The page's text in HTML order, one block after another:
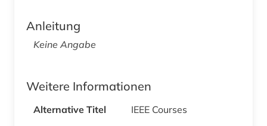
Anleitung
Keine Angabe
Weitere Informationen
Alternative Titel
IEEE Courses